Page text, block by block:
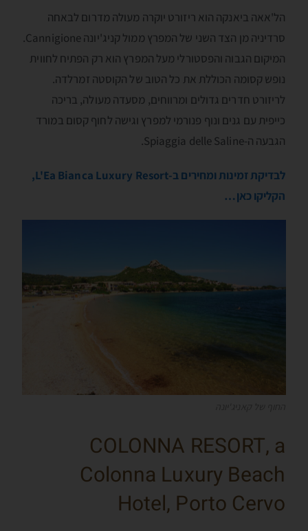
הל'אאה ביאנקה הוא ריזורט יוקרה מעולה מדרום לבאחה
סרדיניה מן הצד השני של המפרץ ממול קניג'יונה Cannigione.
המיקום הגבוה והפסטורלי מעל המפרץ הוא רק הפתיח לחווית
נופש קסומה הכוללת את כל הטוב של הקוסטה זמרלדה.
לריזורט חדרים גדולים ומרווחים, מסעדה מעולה, בריכה
כייפית עם גנים ונוף פנורמי למפרץ וגישה לחוף קסום במורד
הגבעה ה-Spiaggia delle Saline.
לבדיקת זמינות ומחירים ב-L'Ea Bianca Luxury Resort,
הקליקו כאן…
COLONNA RESORT, a
Colonna Luxury Beach
Hotel, Porto Cervo